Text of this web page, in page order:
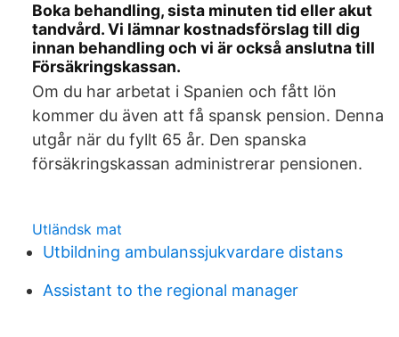
Boka behandling, sista minuten tid eller akut
tandvård. Vi lämnar kostnadsförslag till dig
innan behandling och vi är också anslutna till
Försäkringskassan.
Om du har arbetat i Spanien och fått lön
kommer du även att få spansk pension. Denna
utgår när du fyllt 65 år. Den spanska
försäkringskassan administrerar pensionen.
Utländsk mat
Utbildning ambulanssjukvardare distans
Assistant to the regional manager